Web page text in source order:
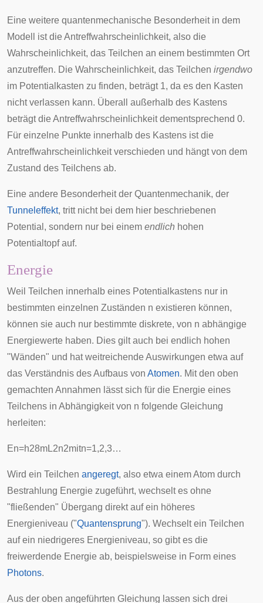
Eine weitere quantenmechanische Besonderheit in dem
Modell ist die Antreffwahrscheinlichkeit, also die
Wahrscheinlichkeit, das Teilchen an einem bestimmten Ort
anzutreffen. Die Wahrscheinlichkeit, das Teilchen irgendwo
im Potentialkasten zu finden, beträgt 1, da es den Kasten
nicht verlassen kann. Überall außerhalb des Kastens
beträgt die Antreffwahrscheinlichkeit dementsprechend 0.
Für einzelne Punkte innerhalb des Kastens ist die
Antreffwahrscheinlichkeit verschieden und hängt von dem
Zustand des Teilchens ab.
Eine andere Besonderheit der Quantenmechanik, der
Tunneleffekt, tritt nicht bei dem hier beschriebenen
Potential, sondern nur bei einem endlich hohen
Potentialtopf auf.
Energie
Weil Teilchen innerhalb eines Potentialkastens nur in
bestimmten einzelnen Zuständen n existieren können,
können sie auch nur bestimmte diskrete, von n abhängige
Energiewerte haben. Dies gilt auch bei endlich hohen
"Wänden" und hat weitreichende Auswirkungen etwa auf
das Verständnis des Aufbaus von Atomen. Mit den oben
gemachten Annahmen lässt sich für die Energie eines
Teilchens in Abhängigkeit von n folgende Gleichung
herleiten:
En=h28mL2n2mitn=1,2,3…
Wird ein Teilchen angeregt, also etwa einem Atom durch
Bestrahlung Energie zugeführt, wechselt es ohne
"fließenden" Übergang direkt auf ein höheres
Energieniveau ("Quantensprung"). Wechselt ein Teilchen
auf ein niedrigeres Energieniveau, so gibt es die
freiwerdende Energie ab, beispielsweise in Form eines
Photons.
Aus der oben angeführten Gleichung lassen sich drei